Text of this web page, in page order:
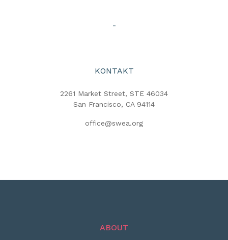
-
KONTAKT
2261 Market Street, STE 46034
San Francisco, CA 94114
office@swea.org
ABOUT